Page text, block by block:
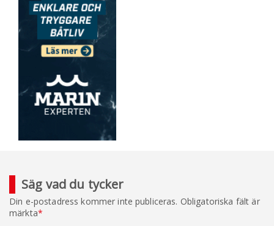
Säg vad du tycker
Din e-postadress kommer inte publiceras. Obligatoriska fält är
märkta*